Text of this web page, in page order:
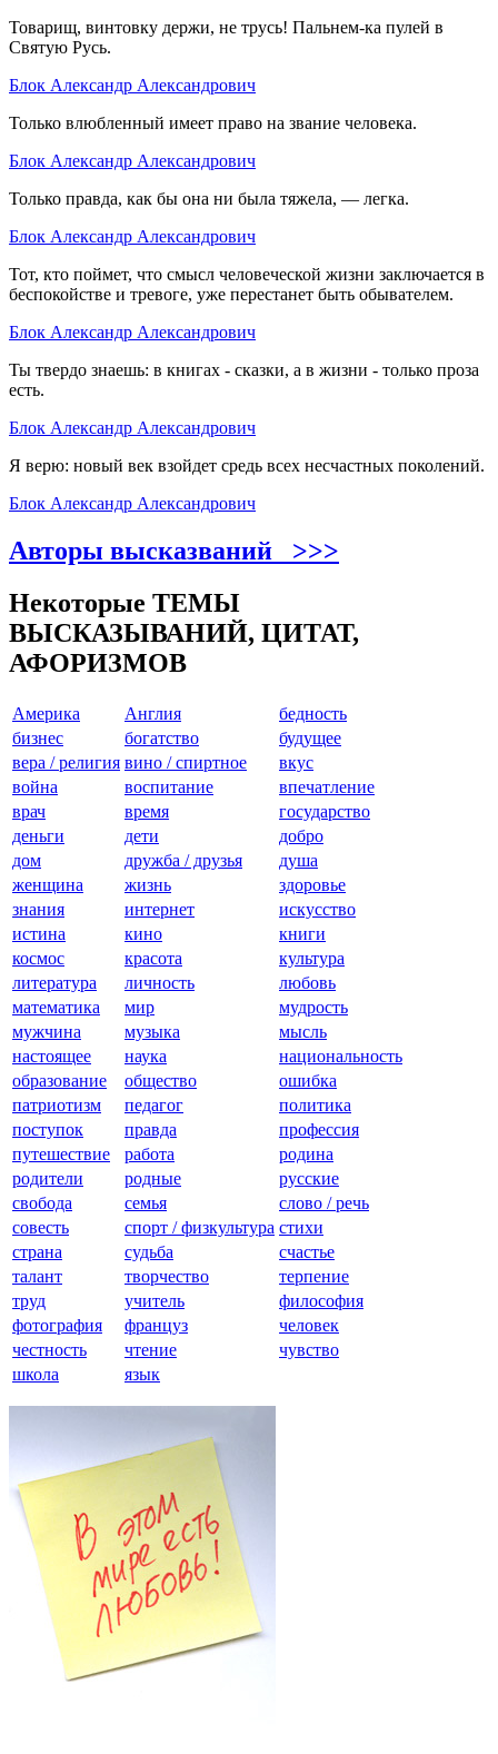
Товарищ, винтовку держи, не трусь! Пальнем-ка пулей в
Святую Русь.
Блок Александр Александрович
Только влюбленный имеет право на звание человека.
Блок Александр Александрович
Только правда, как бы она ни была тяжела, — легка.
Блок Александр Александрович
Тот, кто поймет, что смысл человеческой жизни заключается в
беспокойстве и тревоге, уже перестанет быть обывателем.
Блок Александр Александрович
Ты твердо знаешь: в книгах - сказки, а в жизни - только проза
есть.
Блок Александр Александрович
Я верю: новый век взойдет средь всех несчастных поколений.
Блок Александр Александрович
Авторы высказваний >>>
Некоторые ТЕМЫ
ВЫСКАЗЫВАНИЙ, ЦИТАТ,
АФОРИЗМОВ
Америкa Англия
бедность
бизнес
богатство
будущее
вера / религия вино / спиртное
вкус
война
воспитание
впечатление
врач
время
государство
деньги
дети
добро
дом
дружба / друзья
душа
женщина
жизнь
здоровье
знания
интернет
искусство
истина
кино
книги
космос
красота
культура
литература
личность
любовь
математика
мир
мудрость
мужчина
музыка
мысль
настоящее
наука
национальность
образование
общество
ошибка
патриотизм
педагог
политика
поступок
правда
профессия
путешествие
работа
родина
родители
родные
русские
свобода
семья
слово / речь
совесть
спорт / физкультура стихи
страна
судьба
счастье
талант
творчество
терпение
труд
учитель
философия
фотография
француз
человек
честность
чтение
чувство
школа
язык